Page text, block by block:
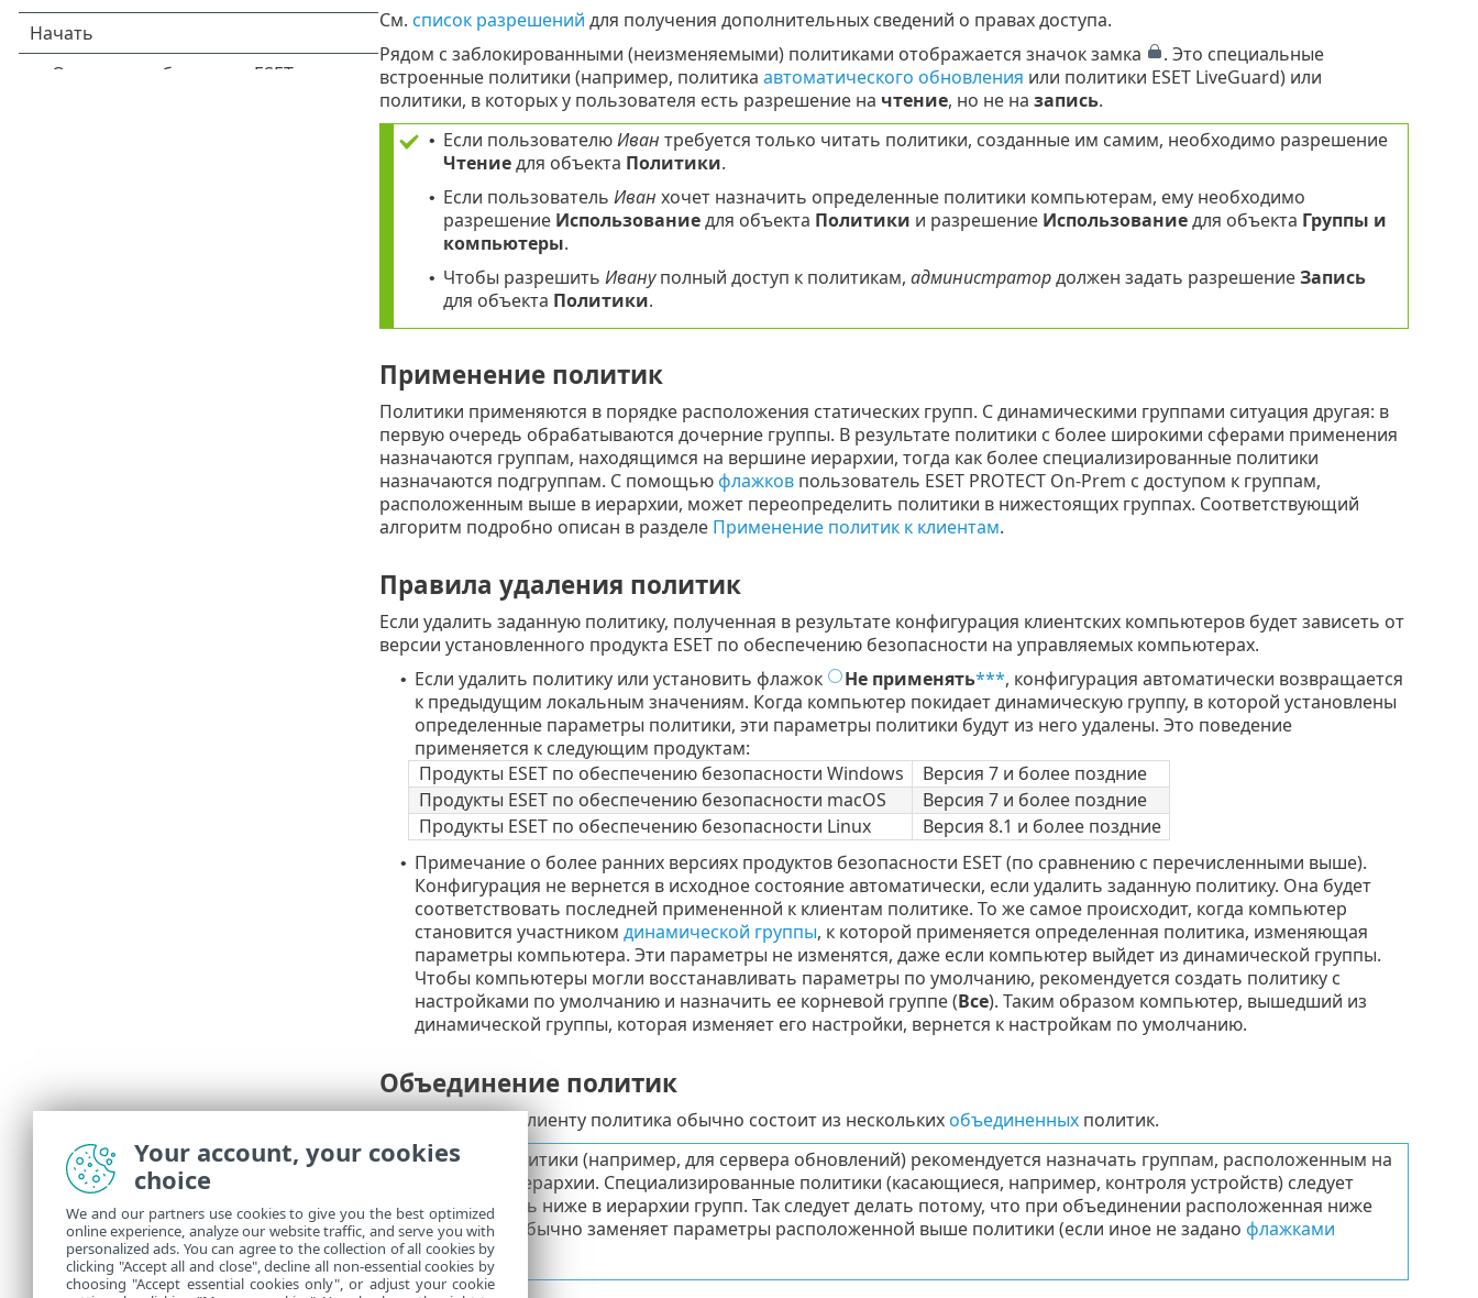
Cм. список разрешений для получения дополнительных сведений о правах доступа.
Рядом с заблокированными (неизменяемыми) политиками отображается значок замка
. Это специальные
встроенные политики (например, политика автоматического обновления или политики ESET LiveGuard) или
политики, в которых у пользователя есть разрешение на чтение, но не на запись.
• Если пользователюИван требуется только читать политики, созданные им самим, необходимо разрешение
Чтениедля объекта Политики.
• Если пользователь Иван хочет назначить определенные политики компьютерам, ему необходимо
разрешение Использованиедля объекта Политики и разрешение Использованиедля объекта Группы и
компьютеры.
• Чтобы разрешить Ивануполный доступ к политикам, администратордолжен задать разрешениеЗапись
для объекта Политики.
Применение политик
Политики применяются в порядке расположения статических групп. С динамическими группами ситуация другая: в
первую очередь обрабатываются дочерние группы. В результате политики с более широкими сферами применения
назначаются группам, находящимся на вершине иерархии, тогда как более специализированные политики
назначаются подгруппам. С помощьюфлажковпользователь ESET PROTECT On-Prem с доступом к группам,
расположенным выше в иерархии, может переопределить политики в нижестоящих группах. Соответствующий
алгоритм подробно описан в разделе Применение политик к клиентам.
Правила удаления политик
Если удалить заданную политику, полученная в результате конфигурация клиентских компьютеров будет зависеть от
версии установленного продукта ESET по обеспечению безопасности на управляемых компьютерах.
• Если удалить политику или установить флажок Не применять***, конфигурация автоматически возвращается
к предыдущим локальным значениям. Когда компьютер покидает динамическую группу, в которой установлены
определенные параметры политики, эти параметры политики будут из него удалены. Это поведение
применяется к следующим продуктам:
Продукты ESET по обеспечению безопасности Windows
Версия 7 и более поздние
Продукты ESET по обеспечению безопасности macOS
Версия 7 и более поздние
Продукты ESET по обеспечению безопасности Linux
Версия 8.1 и более поздние
• Примечание о более ранних версиях продуктов безопасности ESET (по сравнению с перечисленными выше).
Конфигурация не вернется в исходное состояние автоматически, если удалить заданную политику. Она будет
соответствовать последней примененной к клиентам политике. То же самое происходит, когда компьютер
становится участником динамической группы, к которой применяется определенная политика, изменяющая
параметры компьютера. Эти параметры не изменятся, даже если компьютер выйдет из динамической группы.
Чтобы компьютеры могли восстанавливать параметры по умолчанию, рекомендуется создать политику с
настройками по умолчанию и назначить ее корневой группе (Все). Таким образом компьютер, вышедший из
динамической группы, которая изменяет его настройки, вернется к настройкам по умолчанию.
Объединение политик
Примененная к клиенту политика обычно состоит из несколькихобъединенныхполитик.
Общие политики (например, для сервера обновлений) рекомендуется назначать группам, расположенным на
вершине иерархии. Специализированные политики (касающиеся, например, контроля устройств) следует
располагать ниже в иерархии групп. Так следует делать потому, что при объединении расположенная ниже
политика обычно заменяет параметры расположенной выше политики (если иное не задано флажками
политики
Your account, your cookies
choice
We and our partners use cookies to give you the best optimized
online experience, analyze our website traffic, and serve you with
personalized ads. You can agree to the collection of all cookies by
clicking "Accept all and close", decline all non-essential cookies by
choosing "Accept essential cookies only", or adjust your cookie